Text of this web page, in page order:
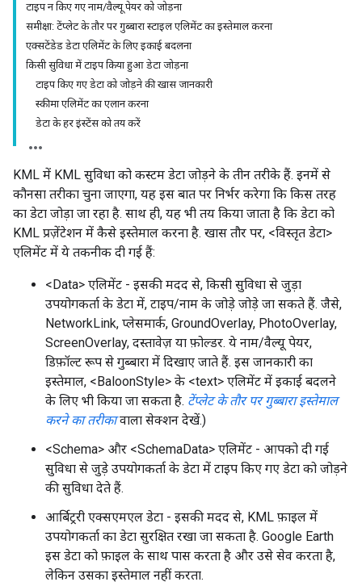
टाइप न किए गए नाम/वैल्यू पेयर को जोड़ना
समीक्षा: टेंप्लेट के तौर पर गुब्बारा स्टाइल एलिमेंट का इस्तेमाल करना
एक्सटेंडेड डेटा एलिमेंट के लिए इकाई बदलना
किसी सुविधा में टाइप किया हुआ डेटा जोड़ना
टाइप किए गए डेटा को जोड़ने की खास जानकारी
स्कीमा एलिमेंट का एलान करना
डेटा के हर इंस्टेंस को तय करें
KML में KML सुविधा को कस्टम डेटा जोड़ने के तीन तरीके हैं. इनमें से
कौनसा तरीका चुना जाएगा, यह इस बात पर निर्भर करेगा कि किस तरह
का डेटा जोड़ा जा रहा है. साथ ही, यह भी तय किया जाता है कि डेटा को
KML प्रज़ेंटेशन में कैसे इस्तेमाल करना है. खास तौर पर, <विस्तृत डेटा>
एलिमेंट में ये तकनीक दी गई हैं:
<Data> एलिमेंट - इसकी मदद से, किसी सुविधा से जुड़ा
उपयोगकर्ता के डेटा में, टाइप/नाम के जोड़े जोड़े जा सकते हैं. जैसे,
NetworkLink, प्लेसमार्क, GroundOverlay, PhotoOverlay,
ScreenOverlay, दस्तावेज़ या फ़ोल्डर. ये नाम/वैल्यू पेयर,
डिफ़ॉल्ट रूप से गुब्बारा में दिखाए जाते हैं. इस जानकारी का
इस्तेमाल, <BaloonStyle> के <text> एलिमेंट में इकाई बदलने
के लिए भी किया जा सकता है. टेंप्लेट के तौर पर गुब्बारा इस्तेमाल
करने का तरीकावाला सेक्शन देखें.)
<Schema> और <SchemaData> एलिमेंट - आपको दी गई
सुविधा से जुड़े उपयोगकर्ता के डेटा में टाइप किए गए डेटा को जोड़ने
की सुविधा देते हैं.
आर्बिट्ररी एक्सएमएल डेटा - इसकी मदद से, KML फ़ाइल में
उपयोगकर्ता का डेटा सुरक्षित रखा जा सकता है. Google Earth
इस डेटा को फ़ाइल के साथ पास करता है और उसे सेव करता है,
लेकिन उसका इस्तेमाल नहीं करता.